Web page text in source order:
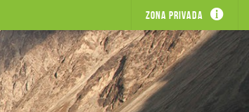
Zona privada